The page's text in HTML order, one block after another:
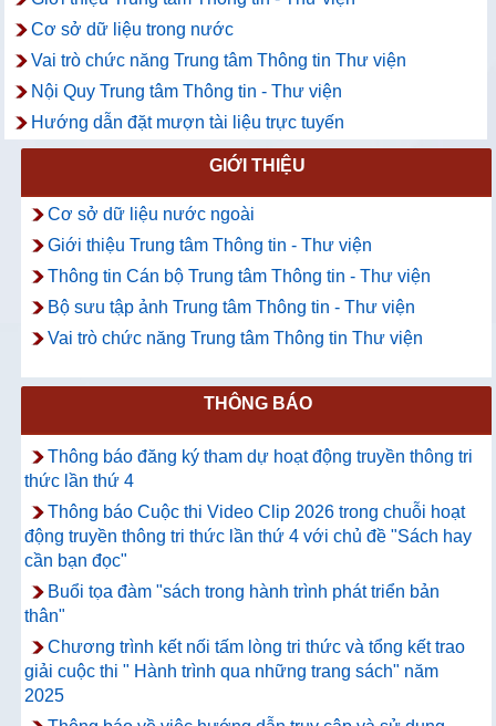
Cơ sở dữ liệu trong nước
Vai trò chức năng Trung tâm Thông tin Thư viện
Nội Quy Trung tâm Thông tin - Thư viện
Hướng dẫn đặt mượn tài liệu trực tuyến
GIỚI THIỆU
Cơ sở dữ liệu nước ngoài
Giới thiệu Trung tâm Thông tin - Thư viện
Thông tin Cán bộ Trung tâm Thông tin - Thư viện
Bộ sưu tập ảnh Trung tâm Thông tin - Thư viện
Vai trò chức năng Trung tâm Thông tin Thư viện
THÔNG BÁO
Thông báo đăng ký tham dự hoạt động truyền thông tri
thức lần thứ 4
Thông báo Cuộc thi Video Clip 2026 trong chuỗi hoạt
động truyền thông tri thức lần thứ 4 với chủ đề "Sách hay
cần bạn đọc"
Buổi tọa đàm "sách trong hành trình phát triển bản
thân"
Chương trình kết nối tấm lòng tri thức và tổng kết trao
giải cuộc thi " Hành trình qua những trang sách" năm
2025